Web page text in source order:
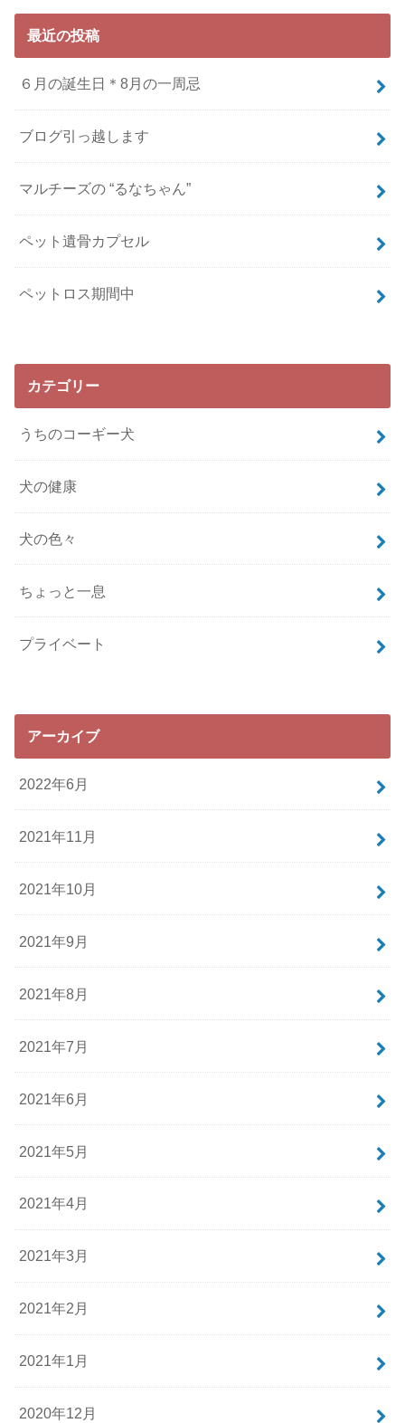
最近の投稿
６月の誕生日＊8月の一周忌
ブログ引っ越します
マルチーズの “るなちゃん”
ペット遺骨カプセル
ペットロス期間中
カテゴリー
うちのコーギー犬
犬の健康
犬の色々
ちょっと一息
プライベート
アーカイブ
2022年6月
2021年11月
2021年10月
2021年9月
2021年8月
2021年7月
2021年6月
2021年5月
2021年4月
2021年3月
2021年2月
2021年1月
2020年12月